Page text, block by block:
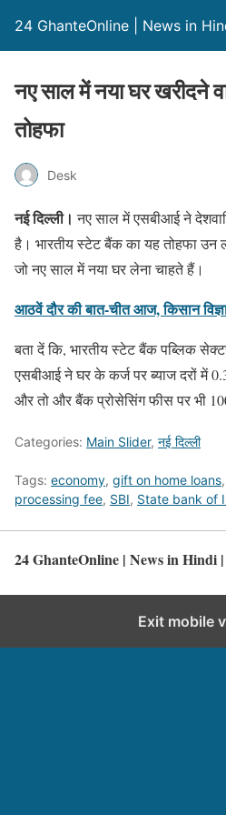
24 GhanteOnline | News in
नए साल में नया घर खरीदने
तोहफा
Desk
नई दिल्ली। नए साल में एसबीआई ने
है। भारतीय स्टेट बैंक का यह तोहफा उन
जो नए साल में नया घर लेना चाहते हैं।
आठवें दौर की बात-चीत आज, किसान
बता दें कि, भारतीय स्टेट बैंक पब्लिक
एसबीआई ने घर के कर्ज पर ब्याज दरों में
और तो और बैंक प्रोसेसिंग फीस पर भी
Categories: Main Slider, नई दिल्ली
Tags: economy, gift on home loans,
processing fee, SBI, State bank of
24 GhanteOnline | News in Hindi |
Exit mobile